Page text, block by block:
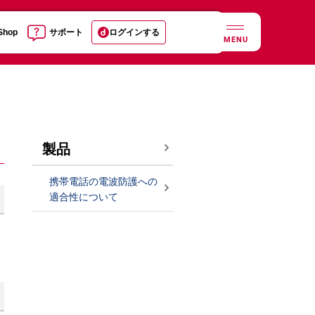
サポート ログインする
MENU
製品
携帯電話の電波防護への
適合性について